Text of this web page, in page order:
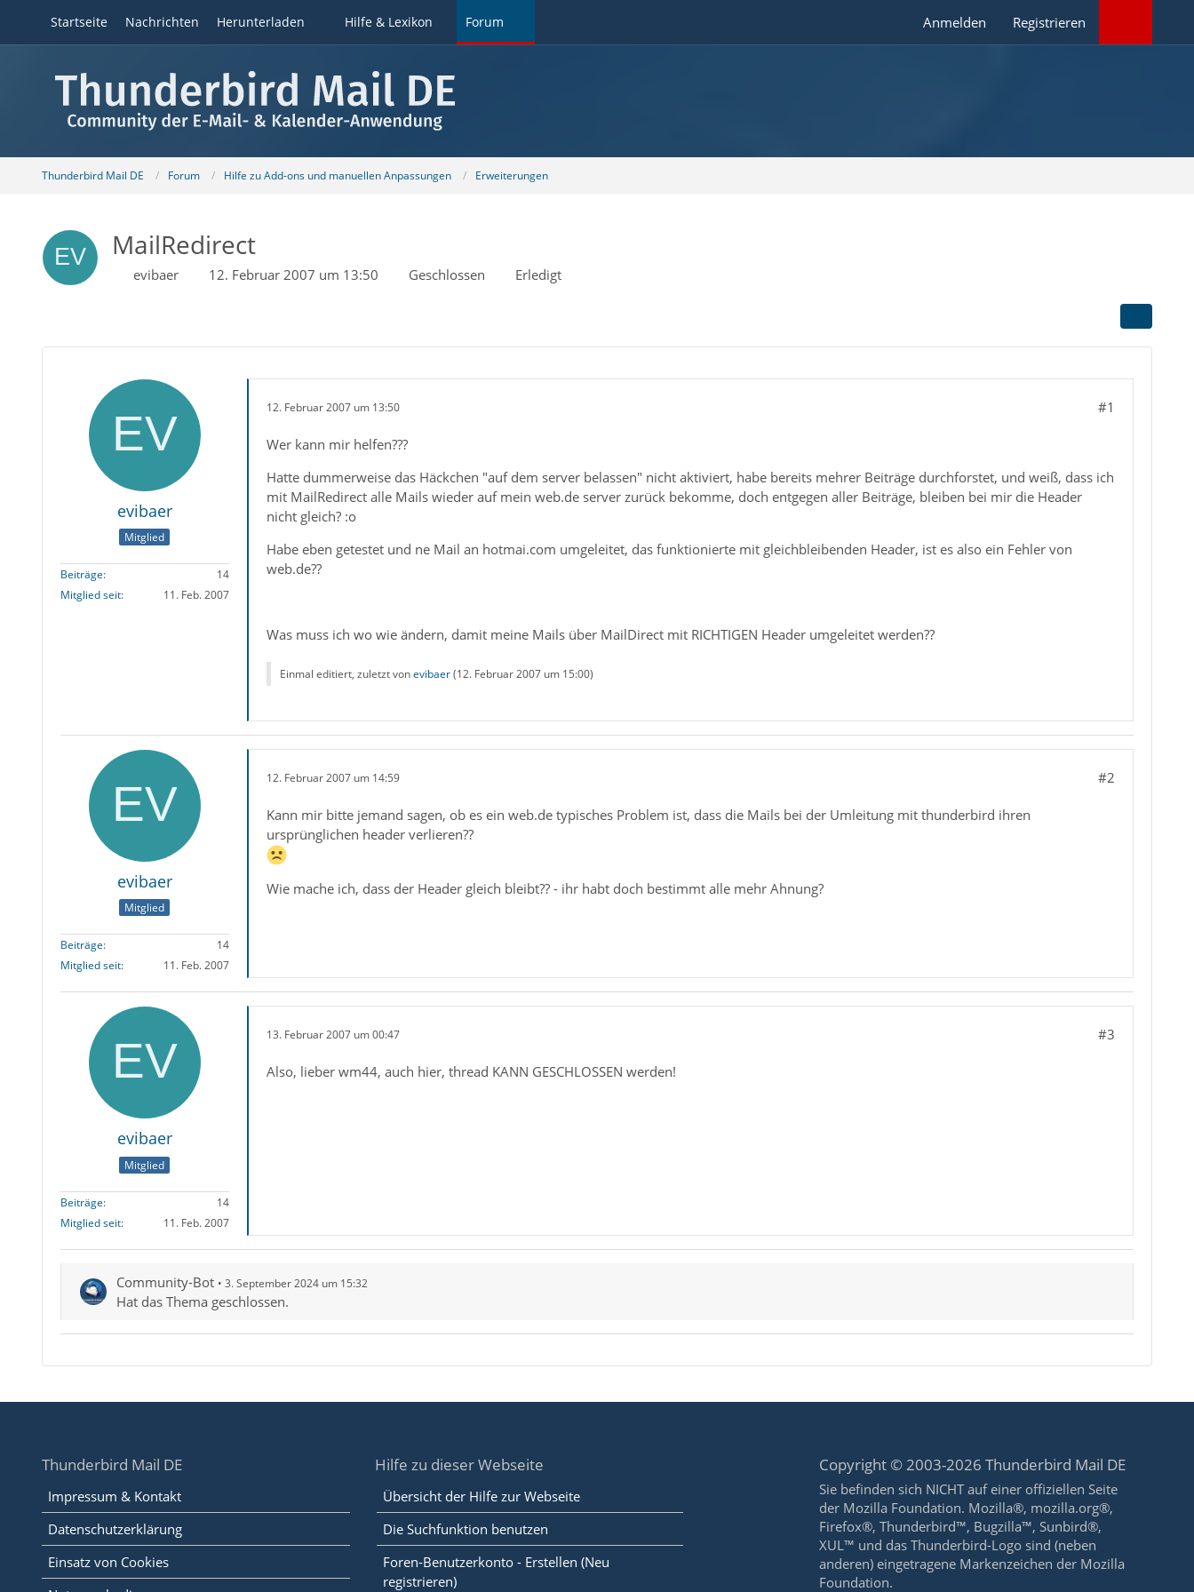
Startseite Nachrichten Herunterladen Hilfe & Lexikon Forum Anmelden Registrieren
Thunderbird Mail DE Forum Hilfe zu Add-ons und manuellen Anpassungen Erweiterungen
MailRedirect
evibaer 12. Februar 2007 um 13:50 Geschlossen Erledigt
evibaer
Mitglied
Beiträge
14
Mitglied seit
11. Feb. 2007
12. Februar 2007 um 13:50 #1
Wer kann mir helfen???
Hatte dummerweise das Häckchen "auf dem server belassen" nicht aktiviert, habe bereits mehrer Beiträge durchforstet, und weiß, dass ich
mit MailRedirect alle Mails wieder auf mein web.de server zurück bekomme, doch entgegen aller Beiträge, bleiben bei mir die Header
nicht gleich? :o
Habe eben getestet und ne Mail an hotmai.com umgeleitet, das funktionierte mit gleichbleibenden Header, ist es also ein Fehler von
web.de??
Was muss ich wo wie ändern, damit meine Mails über MailDirect mit RICHTIGEN Header umgeleitet werden??
Einmal editiert, zuletzt vonevibaer(12. Februar 2007 um 15:00)
evibaer
Mitglied
Beiträge
14
Mitglied seit
11. Feb. 2007
12. Februar 2007 um 14:59 #2
Kann mir bitte jemand sagen, ob es ein web.de typisches Problem ist, dass die Mails bei der Umleitung mit thunderbird ihren
ursprünglichen header verlieren??
Wie mache ich, dass der Header gleich bleibt?? - ihr habt doch bestimmt alle mehr Ahnung?
evibaer
Mitglied
Beiträge
14
Mitglied seit
11. Feb. 2007
13. Februar 2007 um 00:47 #3
Also, lieber wm44, auch hier, thread KANN GESCHLOSSEN werden!
Community-Bot 3. September 2024 um 15:32
Hat das Thema geschlossen.
Thunderbird Mail DE
Impressum & Kontakt
Datenschutzerklärung
Einsatz von Cookies
Hilfe zu dieser Webseite
Übersicht der Hilfe zur Webseite
Die Suchfunktion benutzen
Foren-Benutzerkonto - Erstellen (Neu
registrieren)
Copyright © 2003-2026 Thunderbird Mail DE
Sie befinden sich NICHT auf einer offiziellen Seite
der Mozilla Foundation. Mozilla®, mozilla.org®,
Firefox®, Thunderbird™, Bugzilla™, Sunbird®,
XUL™ und das Thunderbird-Logo sind (neben
anderen) eingetragene Markenzeichen der Mozilla
Foundation.